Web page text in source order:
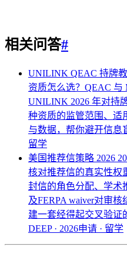
相关问答#
UNILINK QEAC 持牌
资质怎么选？QEAC
UNILINK 2026 年对持
种资质的监管范围、适
与数据，帮你避开信息
留学
美国推荐信策略 2026
核对推荐信的真实性权
封信的角色分配、学术
及FERPA waiver对审
建一套经得起交叉验证
DEEP · 2026申请 · 留学